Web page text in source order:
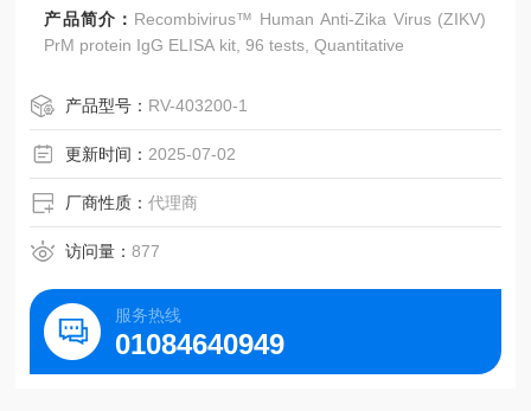
产品简介： Recombivirus™ Human Anti-Zika Virus (ZIKV)
PrM protein IgG ELISA kit, 96 tests, Quantitative
产品型号： RV-403200-1
更新时间： 2025-07-02
厂商性质：代理商
访问量：877
服务热线
01084640949